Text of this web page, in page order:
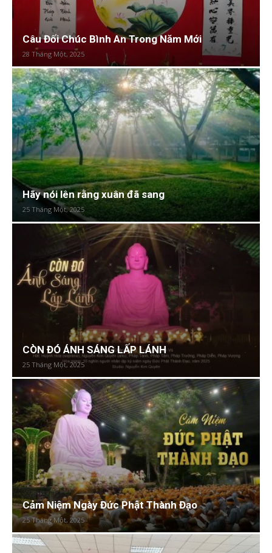
Câu Đối Chúc Bình An Trong Năm Mới
28 Tháng Một, 2025
Hãy nói lên rằng xuân đã sang
25 Tháng Một, 2025
CÒN ĐÓ ÁNH SÁNG LẤP LÁNH
25 Tháng Một, 2025
Cảm Niệm Ngày Đức Phật Thành Đạo
25 Tháng Một, 2025